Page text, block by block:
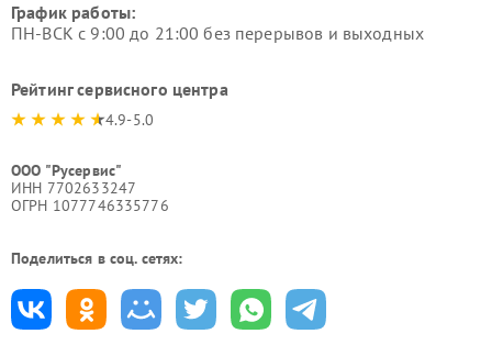
График работы:
ПН-ВСК с 9:00 до 21:00 без перерывов и выходных
Рейтинг сервисного центра
4.9-5.0
ООО "Русервис"
ИНН 7702633247
ОГРН 1077746335776
Поделиться в соц. сетях: